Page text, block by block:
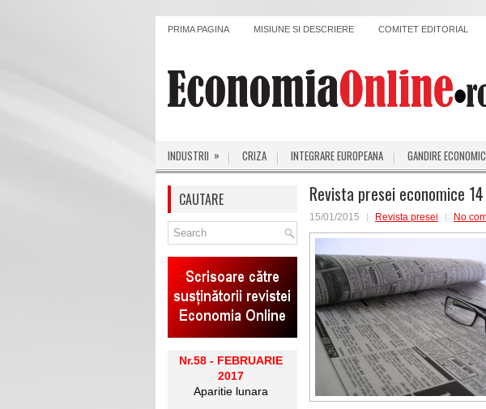
PRIMA PAGINA MISIUNE SI DESCRIERE COMITET EDITORIAL
INDUSTRII » CRIZA INTEGRARE EUROPEANA GANDIRE
Revista presei economice
15/01/2015 Revista presei No
CAUTARE
Nr.58 - FEBRUARIE
2017
Aparitie lunara